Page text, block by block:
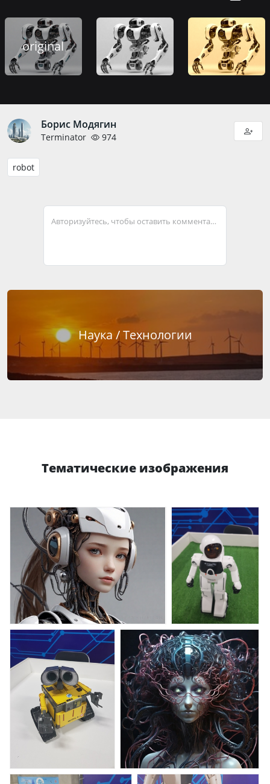
original
Борис Модягин
Terminator 974
robot
Авторизуйтесь, чтобы оставить комментарий
Наука / Технологии
Тематические изображения